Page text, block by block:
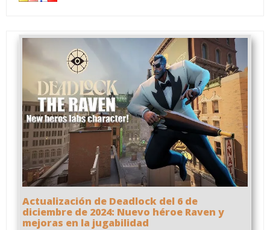
Actualización de Deadlock del 6 de
diciembre de 2024: Nuevo héroe Raven y
mejoras en la jugabilidad